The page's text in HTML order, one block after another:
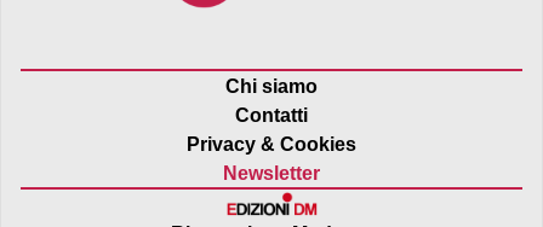
Chi siamo
Contatti
Privacy & Cookies
Newsletter